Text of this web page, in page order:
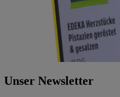
Unser Newsletter